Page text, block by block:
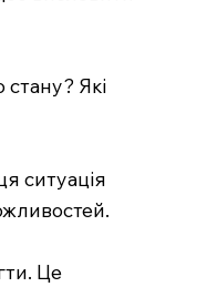
Які
ситуація
Це